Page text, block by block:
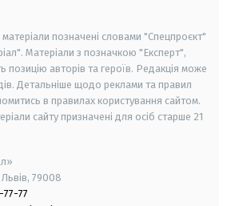
матеріали позначені словами "Спецпроєкт"
Матеріали з позначкою "Експерт",
позицію авторів та героїв. Редакція може
Детальніше щодо реклами та правил
в правилах користування сайтом.
сайту призначені для осіб старше 21
79008
77